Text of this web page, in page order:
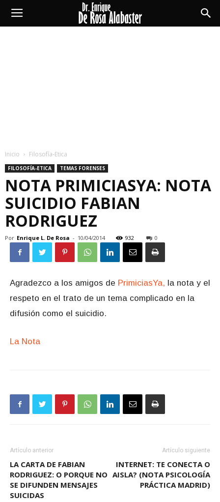
Enrique
Inicio Filosofía-Etica
FILOSOFÍA-ETICA TEMAS FORENSES
NOTA PRIMICIASYA: NOTA
SUICIDIO FABIAN
RODRIGUEZ
Por Enrique L. De Rosa - 10/04/2014 932 0
Agradezco a los amigos de PrimiciasYa, la nota y el
respeto en el trato de un tema complicado en la
difusión como el suicidio.
La Nota
Artículo anterior
LA CARTA DE FABIAN
RODRIGUEZ: O PORQUE NO
SE DIFUNDEN MENSAJES
SUICIDAS
Artículo siguiente
INTERNET: TE CONECTA O
AISLA? (NOTA PSICOLOGÍA
PRÁCTICA MADRID)